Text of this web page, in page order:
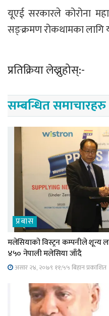
यूएई सरकारले कोरोना
सङ्क्रमण रोकथामका लागि
प्रतिक्रिया लेख्नुहोस्:-
सम्बन्धित समाचारहरु
प्रबास
मलेसियाको विस्ट्रन कम्पनीले शून्य
४५० नेपाली मलेसिया जाँदै
असार २४, २०७९ ११;५५ बिहान प्रकाशित